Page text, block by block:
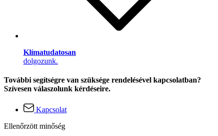
Klímatudatosan
dolgozunk.
További segítségre van szüksége rendelésével kapcsolatban?
Szívesen válaszolunk kérdéseire.
Kapcsolat
Ellenőrzött minőség